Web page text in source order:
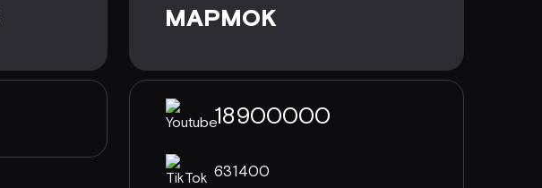
МАРМОК
18900000
631400